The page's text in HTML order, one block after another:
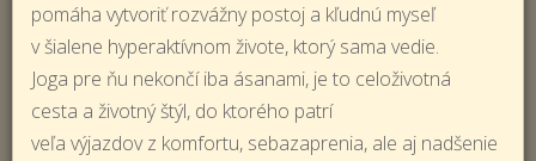
pomáha vytvoriť rozvážny postoj a kľudnú myseľ
v šialene hyperaktívnom živote, ktorý sama vedie.
Joga pre ňu nekončí iba ásanami, je to celoživotná
cesta a životný štýl, do ktorého patrí
veľa výjazdov z komfortu, sebazaprenia, ale aj nadšenie